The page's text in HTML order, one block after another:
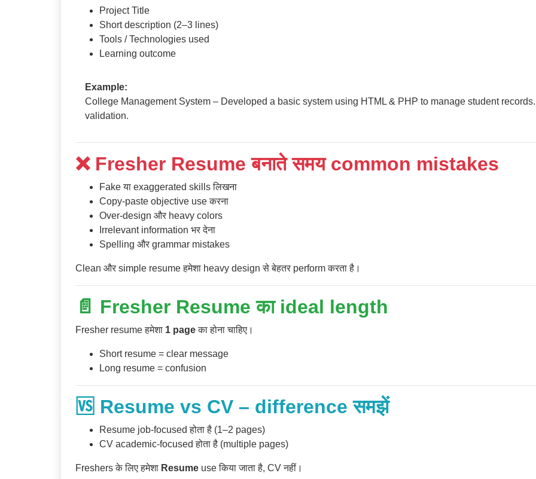
Project Title
Short description (2–3 lines)
Tools / Technologies used
Learning outcome
Example:
College Management System – Developed a basic system using HTML & PHP to manage student
validation.
❌ Fresher Resume बनाते समय common mistakes
Fake या exaggerated skills लिखना
Copy-paste objective use करना
Over-design और heavy colors
Irrelevant information भर देना
Spelling और grammar mistakes
Clean और simple resume हमेशा heavy design से बेहतर perform करता है।
📄 Fresher Resume का ideal length
Fresher resume हमेशा 1 pageका होना चाहिए।
Short resume = clear message
Long resume = confusion
🆚 Resume vs CV – difference समझें
Resume job-focused होता है (1–2 pages)
CV academic-focused होता है (multiple pages)
Freshers के लिए हमेशा Resume use किया जाता है, CV नहीं।